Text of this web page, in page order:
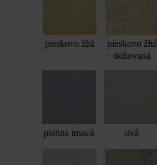
pieskovo žltá
pieskovo žltá
tieňovaná
platina tmavá sivá